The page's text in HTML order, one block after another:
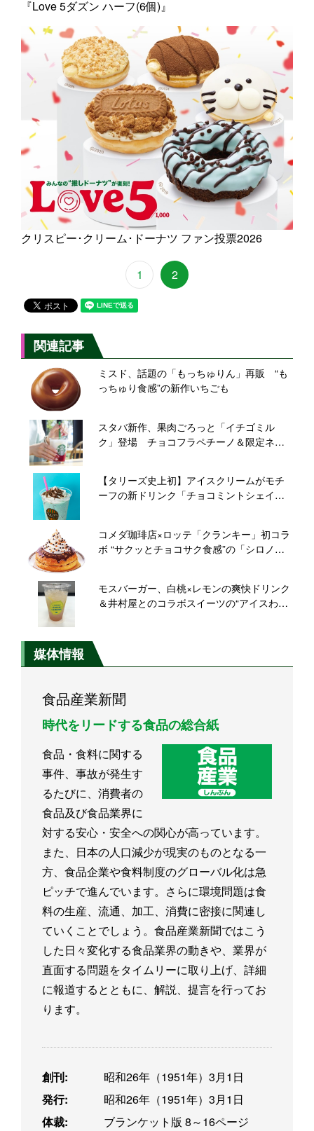
『Love 5ダズン ハーフ(6個)』
クリスピー･クリーム･ドーナツ ファン投票2026
1 2
関連記事
ミスド、話題の「もっちゅりん」再販 “も
っちゅり食感”の新作いちごも
スタバ新作、果肉ごろっと「イチゴミル
ク」登場 チョコフラペチーノ＆限定ネイ
【タリーズ史上初】アイスクリームがモチ
ーフの新ドリンク「チョコミントシェイ
コメダ珈琲店×ロッテ「クランキー」初コラ
ボ “サクッとチョコサク食感”の「シロノワ
モスバーガー、白桃×レモンの爽快ドリンク
＆井村屋とのコラボスイーツの“アイスわら
媒体情報
食品産業新聞
時代をリードする食品の総合紙
食品・食料に関する
事件、事故が発生す
るたびに、消費者の
食品及び食品業界に
対する安心・安全への関心が高っています。
また、日本の人口減少が現実のものとなる一
方、食品企業や食料制度のグローバル化は急
ピッチで進んでいます。さらに環境問題は食
料の生産、流通、加工、消費に密接に関連し
ていくことでしょう。食品産業新聞ではこう
した日々変化する食品業界の動きや、業界が
直面する問題をタイムリーに取り上げ、詳細
に報道するとともに、解説、提言を行ってお
ります。
創刊:
昭和26年（1951年）3月1日
発行:
昭和26年（1951年）3月1日
体裁:
ブランケット版 8～16ページ